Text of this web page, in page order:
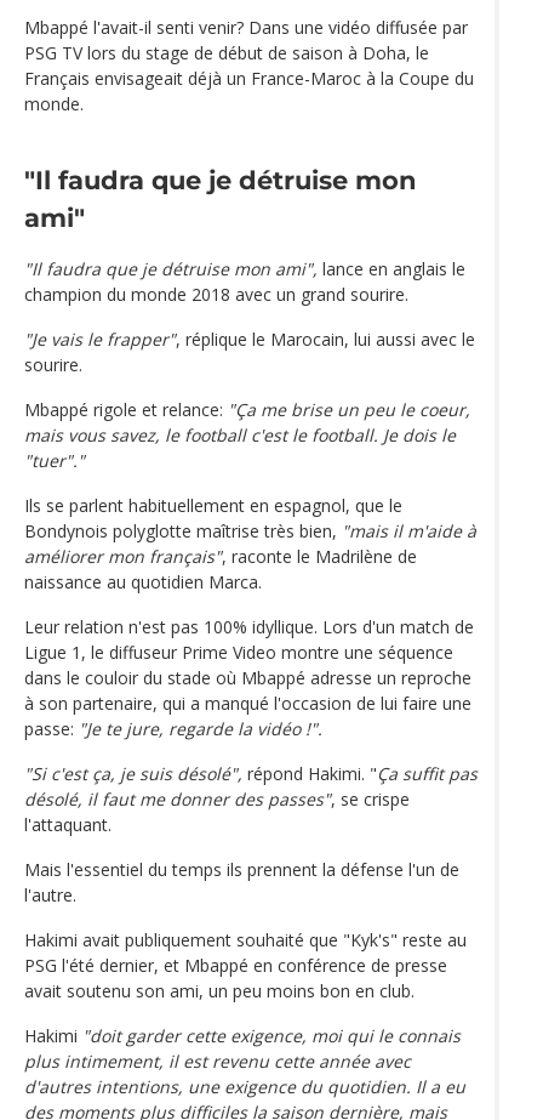
Mbappé l'avait-il senti venir? Dans une vidéo diffusée par
PSG TV lors du stage de début de saison à Doha, le
Français envisageait déjà un France-Maroc à la Coupe du
monde.
"Il faudra que je détruise mon
ami"
"Il faudra que je détruise mon ami", lance en anglais le
champion du monde 2018 avec un grand sourire.
"Je vais le frapper", réplique le Marocain, lui aussi avec le
sourire.
Mbappé rigole et relance: "Ça me brise un peu le coeur,
mais vous savez, le football c'est le football. Je dois le
"tuer"."
Ils se parlent habituellement en espagnol, que le
Bondynois polyglotte maîtrise très bien, "mais il m'aide à
améliorer mon français", raconte le Madrilène de
naissance au quotidien Marca.
Leur relation n'est pas 100% idyllique. Lors d'un match de
Ligue 1, le diffuseur Prime Video montre une séquence
dans le couloir du stade où Mbappé adresse un reproche
à son partenaire, qui a manqué l'occasion de lui faire une
passe: "Je te jure, regarde la vidéo !".
"Si c'est ça, je suis désolé", répond Hakimi. "Ça suffit pas
désolé, il faut me donner des passes", se crispe
l'attaquant.
Mais l'essentiel du temps ils prennent la défense l'un de
l'autre.
Hakimi avait publiquement souhaité que "Kyk's" reste au
PSG l'été dernier, et Mbappé en conférence de presse
avait soutenu son ami, un peu moins bon en club.
Hakimi "doit garder cette exigence, moi qui le connais
plus intimement, il est revenu cette année avec
d'autres intentions, une exigence du quotidien. Il a eu
des moments plus difficiles la saison dernière, mais